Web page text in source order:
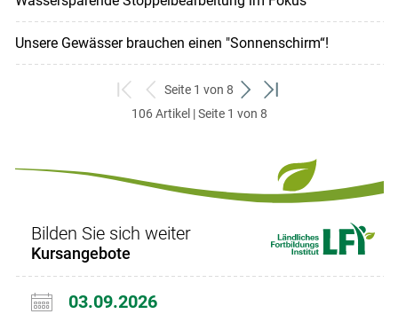
Unsere Gewässer brauchen einen "Sonnenschirm“!
zum
ersten
zurück
zum
Seite 1 von 8
weiter
zum
zum
106 Artikel | Seite 1 von 8
Bilden Sie sich weiter
Kursangebote
03.09.2026